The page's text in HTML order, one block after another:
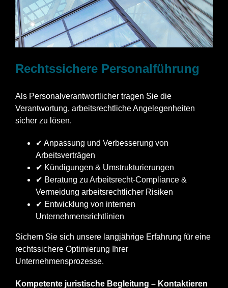
Rechtssichere Personalführung
Als Personalverantwortlicher tragen Sie die
Verantwortung, arbeitsrechtliche Angelegenheiten
sicher zu lösen.
✔ Anpassung und Verbesserung von
Arbeitsverträgen
✔ Kündigungen & Umstrukturierungen
✔ Beratung zu Arbeitsrecht-Compliance &
Vermeidung arbeitsrechtlicher Risiken
✔ Entwicklung von internen
Unternehmensrichtlinien
Sichern Sie sich unsere langjährige Erfahrung für eine
rechtssichere Optimierung Ihrer
Unternehmensprozesse.
Kompetente juristische Begleitung – Kontaktieren